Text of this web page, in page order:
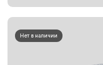
Нет в наличии